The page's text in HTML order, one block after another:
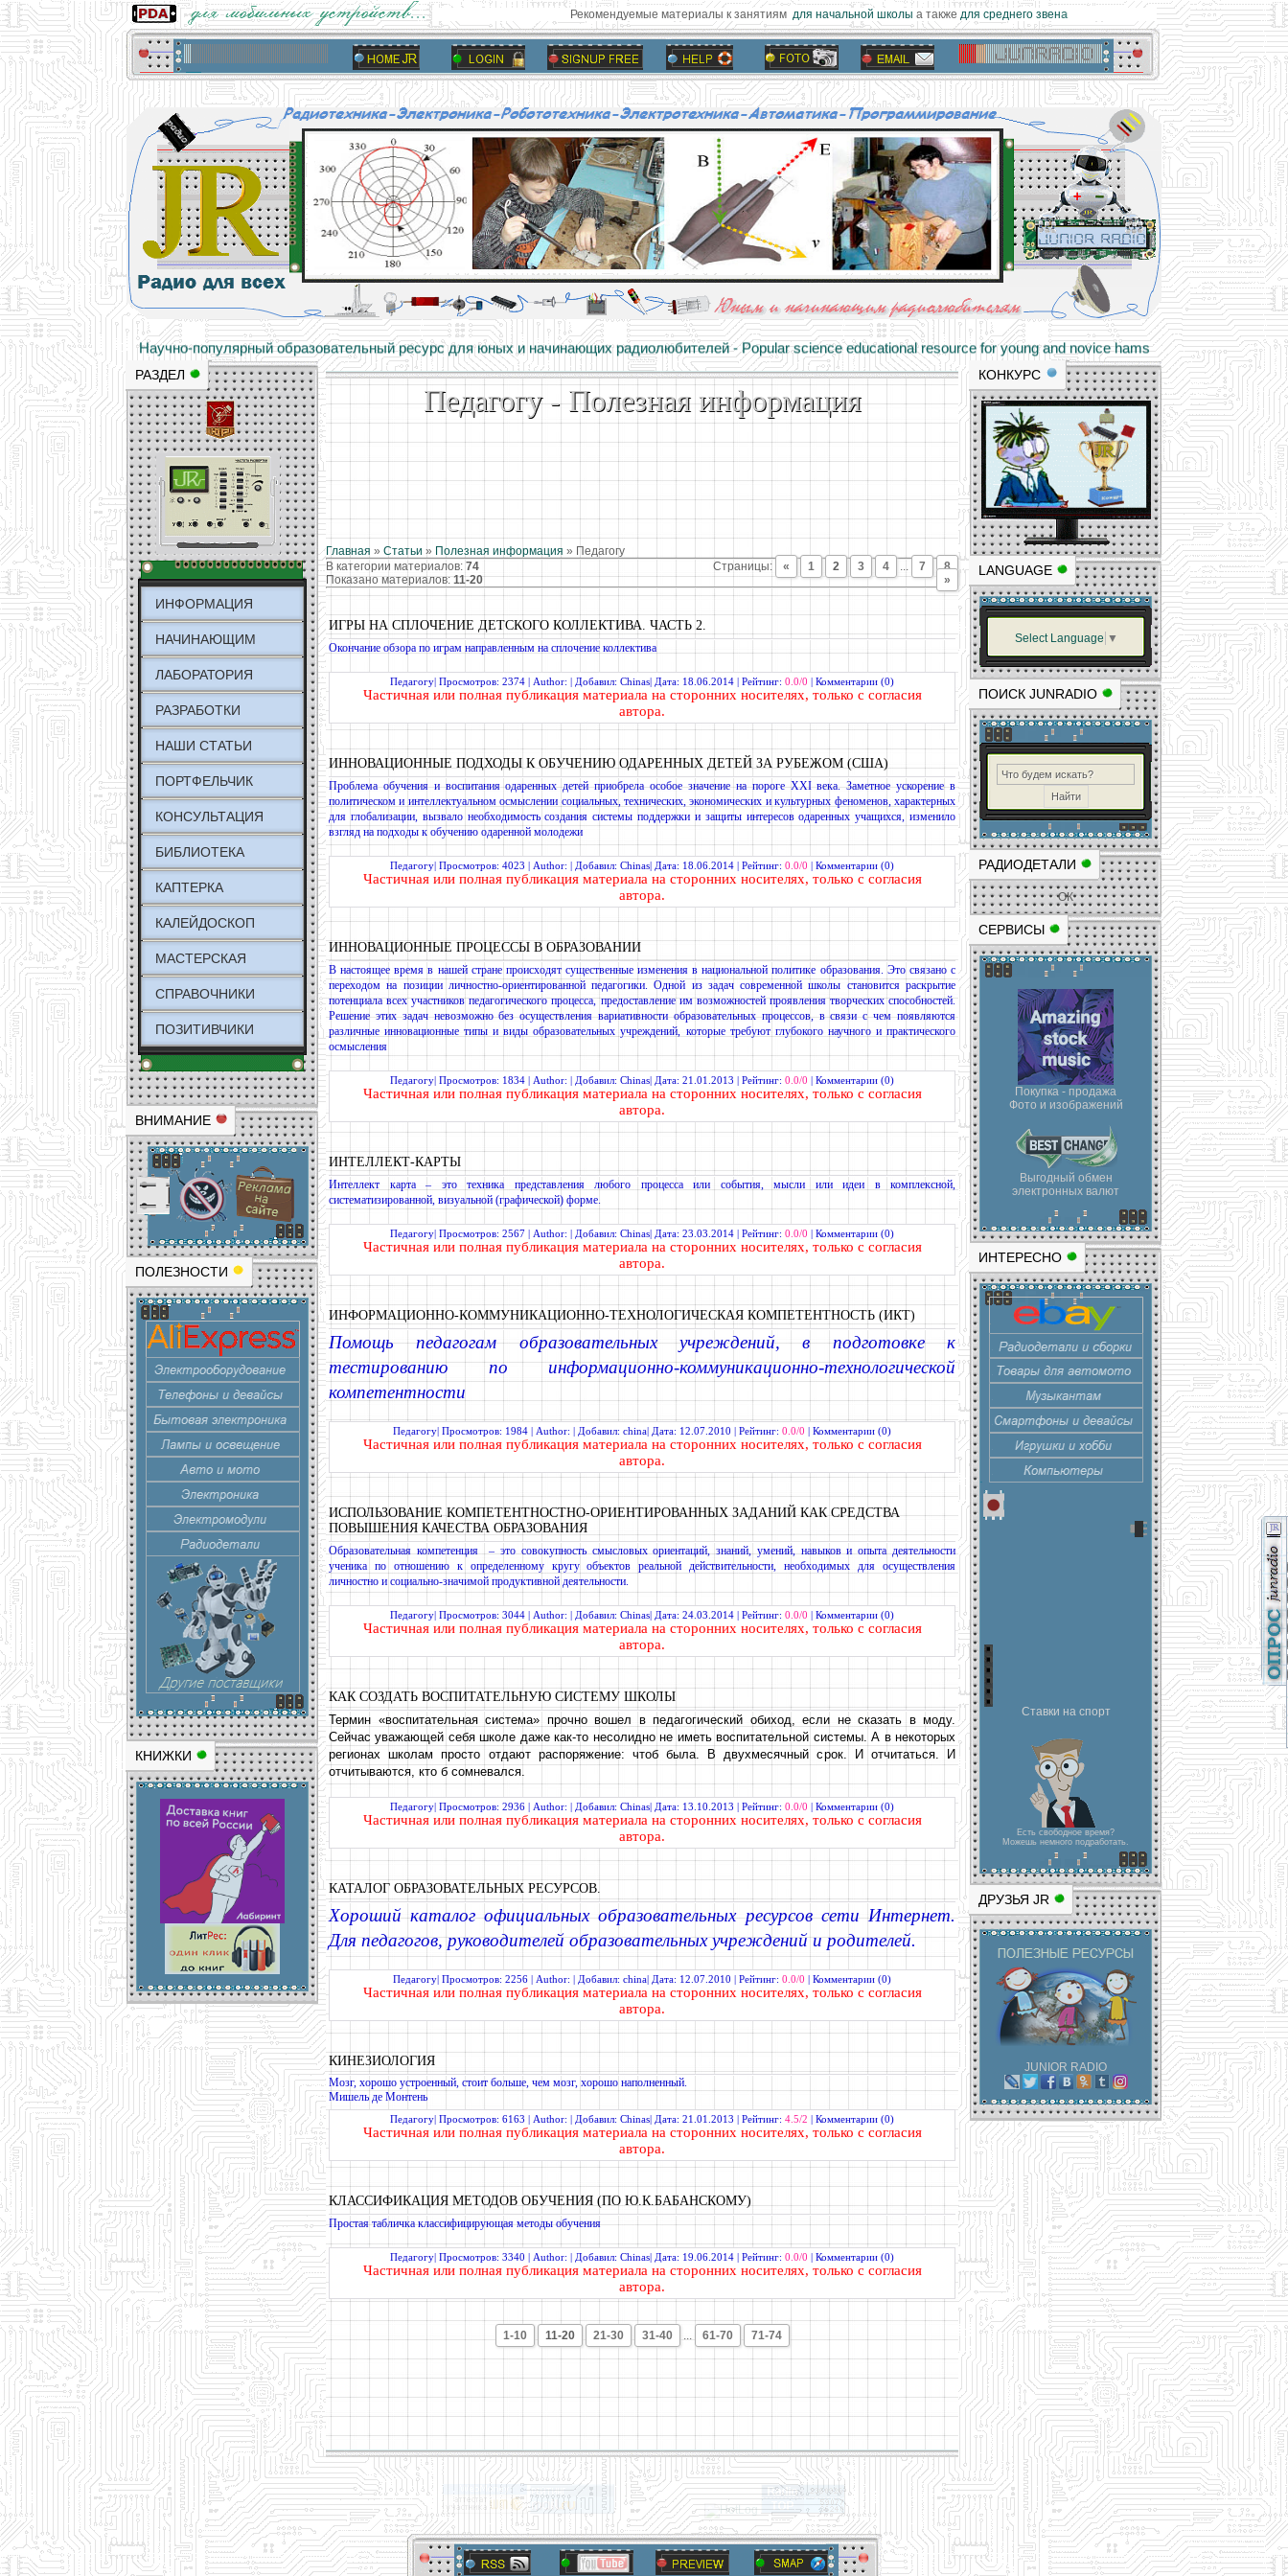
Рекомендуемые материалы к занятиямдля начальной школыа такжедля среднего звена
Научно-популярный образовательный ресурс для юных и начинающих радиолюбителей - Popular science educational resource for young and novice hams
Основы электричества, учебные материалы и опыт профессионалов - Basics of electricity, educational materials and professional experience
РАЗДЕЛ
ИНФОРМАЦИЯ
НАЧИНАЮЩИМ
ЛАБОРАТОРИЯ
РАЗРАБОТКИ
НАШИ СТАТЬИ
ПОРТФЕЛЬЧИК
КОНСУЛЬТАЦИЯ
БИБЛИОТЕКА
КАПТЕРКА
КАЛЕЙДОСКОП
МАСТЕРСКАЯ
СПРАВОЧНИКИ
ПОЗИТИВЧИКИ
ВНИМАНИЕ
ПОЛЕЗНОСТИ
КНИЖКИ
КОНКУРС
LANGUAGE
Select Language ▼
ПОИСК JUNRADIO
РАДИОДЕТАЛИ
ОК
СЕРВИСЫ
Покупка - продажа
Фото и изображений
Выгодный обмен
электронных валют
ИНТЕРЕСНО
Ставки на спорт
Есть свободное время?
Можешь немного подработать.
ДРУЗЬЯ JR
JUNIOR RADIO
Педагогу - Полезная информация
Главная » Статьи » Полезная информация » Педагогу
В категории материалов: 74
Показано материалов:11-20
Страницы: « 1 2 3 4 ... 7
8
»
ИГРЫ НА СПЛОЧЕНИЕ ДЕТСКОГО КОЛЛЕКТИВА. ЧАСТЬ 2.
Окончание обзора по играм направленным на сплочение коллектива
Педагогу| Просмотров: 2374 | Author: | Добавил: Chinas| Дата: 18.06.2014 | Рейтинг: 0.0/0 | Комментарии (0)
Частичнаяили полная публикация материала на сторонних носителях, только с согласия
автора.
ИННОВАЦИОННЫЕ ПОДХОДЫ К ОБУЧЕНИЮ ОДАРЕННЫХ ДЕТЕЙ ЗА РУБЕЖОМ (США)
Проблема обучения и воспитания одаренных детей приобрела особое значение на пороге ХХI века. Заметное ускорение в
политическом и интеллектуальном осмыслении социальных, технических, экономических и культурных феноменов, характерных
для глобализации, вызвало необходимость создания системы поддержки и защиты интересов одаренных учащихся, изменило
взгляд на подходы к обучению одаренной молодежи
Педагогу| Просмотров: 4023 | Author: | Добавил: Chinas| Дата: 18.06.2014 | Рейтинг: 0.0/0 | Комментарии (0)
Частичнаяили полная публикация материала на сторонних носителях, только с согласия
автора.
ИННОВАЦИОННЫЕ ПРОЦЕССЫ В ОБРАЗОВАНИИ
В настоящее время в нашей стране происходят существенные изменения в национальной политике образования. Это связано с
переходом на позиции личностно-ориентированной педагогики. Одной из задач современной школы становится раскрытие
потенциала всех участников педагогического процесса, предоставление им возможностей проявления творческих способностей.
Решение этих задач невозможно без осуществления вариативности образовательных процессов, в связи с чем появляются
различные инновационные типы и виды образовательных учреждений, которые требуют глубокого научного и практического
осмысления
Педагогу| Просмотров: 1834 | Author: | Добавил: Chinas| Дата: 21.01.2013 | Рейтинг: 0.0/0 | Комментарии (0)
Частичнаяили полная публикация материала на сторонних носителях, только с согласия
автора.
ИНТЕЛЛЕКТ-КАРТЫ
Интеллект карта – это техника представления любого процесса или события, мысли или идеи в комплексной,
систематизированной, визуальной (графической) форме.
Педагогу| Просмотров: 2567 | Author: | Добавил: Chinas| Дата: 23.03.2014 | Рейтинг: 0.0/0 | Комментарии (0)
Частичнаяили полная публикация материала на сторонних носителях, только с согласия
автора.
ИНФОРМАЦИОННО-КОММУНИКАЦИОННО-ТЕХНОЛОГИЧЕСКАЯ КОМПЕТЕНТНОСТЬ (ИКТ)
Помощь педагогам образовательных учреждений, в подготовке к
тестированию по информационно-коммуникационно-технологической
компетентности
Педагогу| Просмотров: 1984 | Author: | Добавил: china| Дата: 12.07.2010 | Рейтинг: 0.0/0 | Комментарии (0)
Частичнаяили полная публикация материала на сторонних носителях, только с согласия
автора.
ИСПОЛЬЗОВАНИЕ КОМПЕТЕНТНОСТНО-ОРИЕНТИРОВАННЫХ ЗАДАНИЙ КАК СРЕДСТВА
ПОВЫШЕНИЯ КАЧЕСТВА ОБРАЗОВАНИЯ
Образовательная компетенция – это совокупность смысловых ориентаций, знаний, умений, навыков и опыта деятельности
ученика по отношению к определенному кругу объектов реальной действительности, необходимых для осуществления
личностно и социально-значимой продуктивной деятельности.
Педагогу| Просмотров: 3044 | Author: | Добавил: Chinas| Дата: 24.03.2014 | Рейтинг: 0.0/0 | Комментарии (0)
Частичнаяили полная публикация материала на сторонних носителях, только с согласия
автора.
КАК СОЗДАТЬ ВОСПИТАТЕЛЬНУЮ СИСТЕМУ ШКОЛЫ
Термин «воспитательная система» прочно вошел в педагогический обиход, если не сказать в моду.
Сейчас уважающей себя школе даже как-то несолидно не иметь воспитательной системы. А в некоторых
регионах школам просто отдают распоряжение: чтоб была. В двухмесячный срок. И отчитаться. И
отчитываются, кто б сомневался.
Педагогу| Просмотров: 2936 | Author: | Добавил: Chinas| Дата: 13.10.2013 | Рейтинг: 0.0/0 | Комментарии (0)
Частичнаяили полная публикация материала на сторонних носителях, только с согласия
автора.
КАТАЛОГ ОБРАЗОВАТЕЛЬНЫХ РЕСУРСОВ.
Хороший каталог официальных образовательных ресурсов сети Интернет.
Для педагогов, руководителей образовательных учреждений и родителей.
Педагогу| Просмотров: 2256 | Author: | Добавил: china| Дата: 12.07.2010 | Рейтинг: 0.0/0 | Комментарии (0)
Частичнаяили полная публикация материала на сторонних носителях, только с согласия
автора.
КИНЕЗИОЛОГИЯ
Мозг, хорошо устроенный, стоит больше, чем мозг, хорошо наполненный.
Мишель де Монтень
Педагогу| Просмотров: 6163 | Author: | Добавил: Chinas| Дата: 21.01.2013 | Рейтинг: 4.5/2 | Комментарии (0)
Частичнаяили полная публикация материала на сторонних носителях, только с согласия
автора.
КЛАССИФИКАЦИЯ МЕТОДОВ ОБУЧЕНИЯ (ПО Ю.К.БАБАНСКОМУ)
Простая табличка классифицирующая методы обучения
Педагогу| Просмотров: 3340 | Author: | Добавил: Chinas| Дата: 19.06.2014 | Рейтинг: 0.0/0 | Комментарии (0)
Частичнаяили полная публикация материала на сторонних носителях, только с согласия
автора.
1-10 11-20 21-30 31-40 ... 61-70 71-74